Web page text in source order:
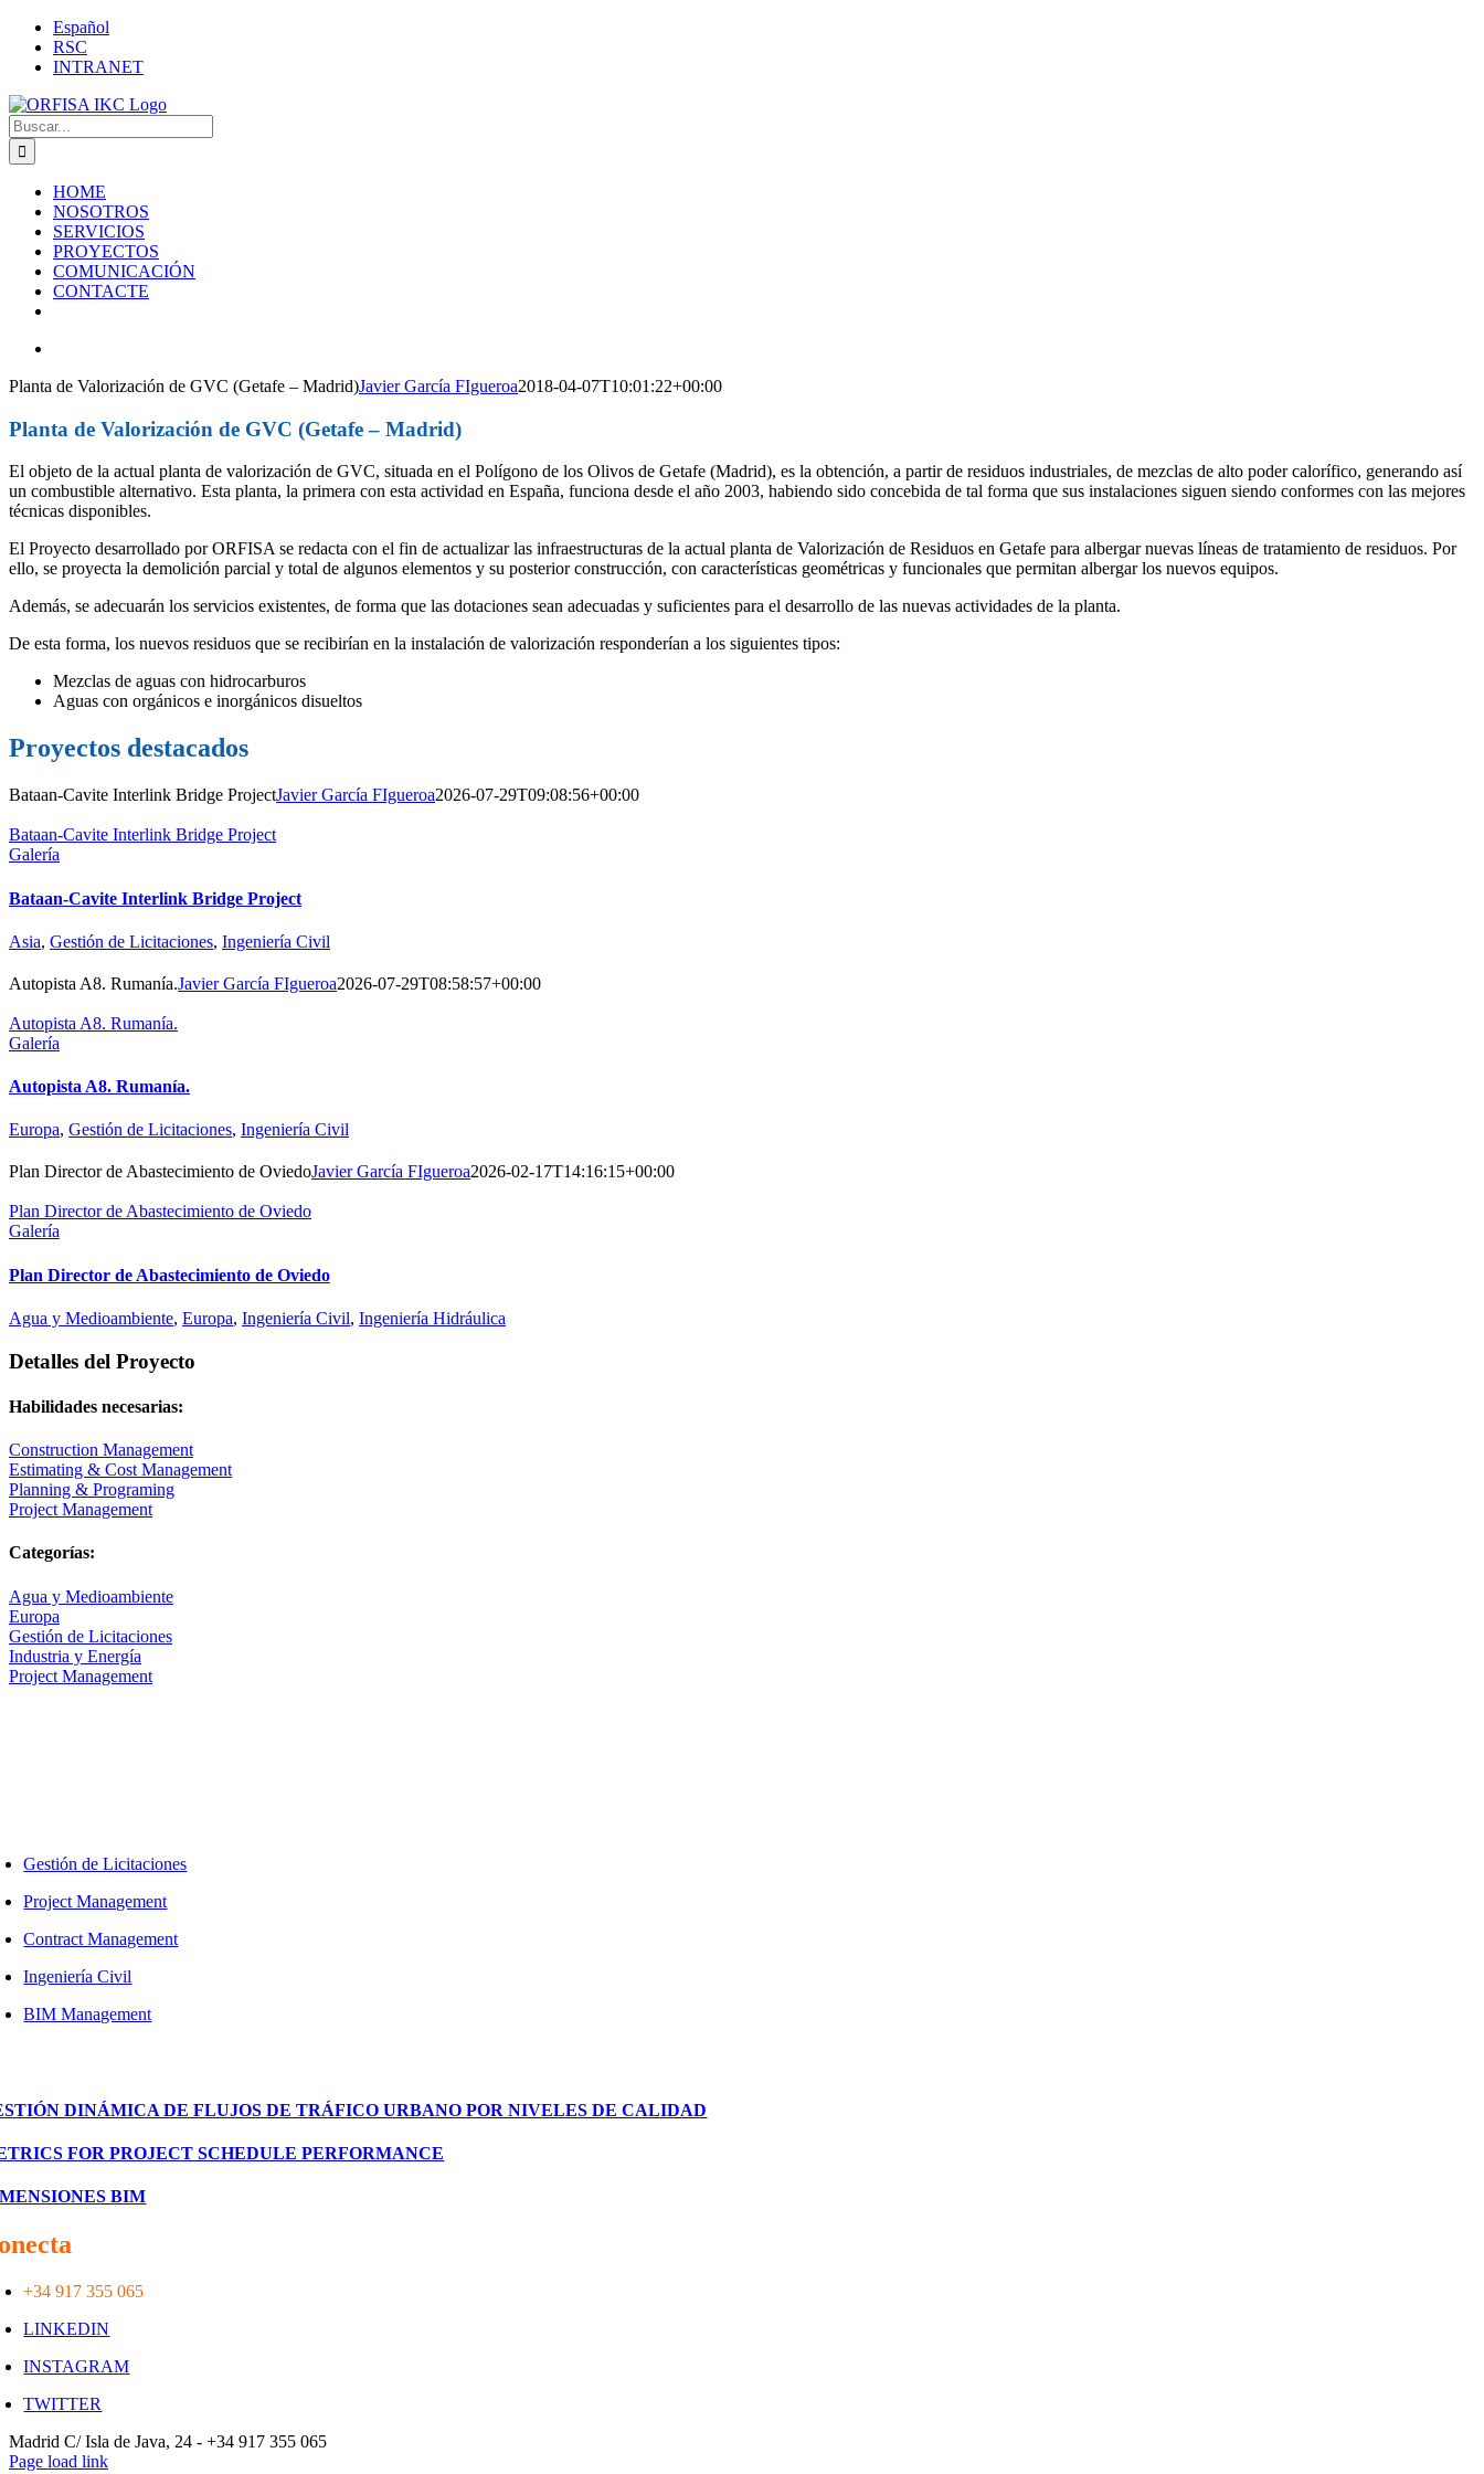
Saltar
contenido
LinkedIn
YouTube
Facebook
Correo
electrónico
Español
RSC
INTRANET
Buscar:
HOME
NOSOTROS
SERVICIOS
PROYECTOS
COMUNICACIÓN
CONTACTE
más
Planta de Valorización de GVC (Getafe – Madrid)Javier García FIgueroa2018-04-07T10:01:22+00:00
Planta de Valorización de GVC (Getafe – Madrid)
El objeto de la actual planta de valorización de GVC, situada en el Polígono de los Olivos de Getafe (Madrid), es la obtención, a partir de residuos industriales, de mezclas de alto poder calorífico, generando así
un combustible alternativo. Esta planta, la primera con esta actividad en España, funciona desde el año 2003, habiendo sido concebida de tal forma que sus instalaciones siguen siendo conformes con las mejores
técnicas disponibles.
El Proyecto desarrollado por ORFISA se redacta con el fin de actualizar las infraestructuras de la actual planta de Valorización de Residuos en Getafe para albergar nuevas líneas de tratamiento de residuos. Por
ello, se proyecta la demolición parcial y total de algunos elementos y su posterior construcción, con características geométricas y funcionales que permitan albergar los nuevos equipos.
Además, se adecuarán los servicios existentes, de forma que las dotaciones sean adecuadas y suficientes para el desarrollo de las nuevas actividades de la planta.
De esta forma, los nuevos residuos que se recibirían en la instalación de valorización responderían a los siguientes tipos:
Mezclas de aguas con hidrocarburos
Aguas con orgánicos e inorgánicos disueltos
Proyectos destacados
Bataan-Cavite Interlink Bridge ProjectJavier García FIgueroa2026-07-29T09:08:56+00:00
Bataan-Cavite Interlink Bridge Project
Galería
Bataan-Cavite Interlink Bridge Project
Asia, Gestión de Licitaciones, Ingeniería Civil
Autopista A8. Rumanía.Javier García FIgueroa2026-07-29T08:58:57+00:00
Autopista A8. Rumanía.
Galería
Autopista A8. Rumanía.
Europa, Gestión de Licitaciones, Ingeniería Civil
Plan Director de Abastecimiento de OviedoJavier García FIgueroa2026-02-17T14:16:15+00:00
Plan Director de Abastecimiento de Oviedo
Galería
Plan Director de Abastecimiento de Oviedo
Agua y Medioambiente, Europa, Ingeniería Civil, Ingeniería Hidráulica
Detalles del Proyecto
Habilidades necesarias:
Construction Management
Estimating & Cost Management
Planning & Programing
Project Management
Categorías:
Agua y Medioambiente
Europa
Gestión de Licitaciones
Industria y Energía
Project Management
Gestión de Licitaciones
Project Management
Contract Management
Ingeniería Civil
BIM Management
DINÁMICA DE FLUJOS DE TRÁFICO URBANO POR NIVELES DE CALIDAD
FOR PROJECT SCHEDULE PERFORMANCE
BIM
+34 917 355 065
LINKEDIN
INSTAGRAM
TWITTER
Toggle
Sliding
Madrid C/ Isla de Java, 24 - +34 917 355 065
Page load link